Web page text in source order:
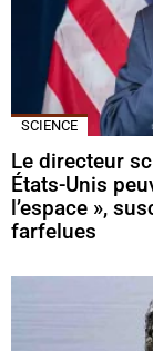
SCIENCE
Le directeur
États-Unis
l’espace »,
farfelues